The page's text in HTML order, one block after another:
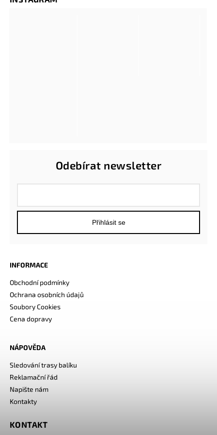
INFORMACE
Obchodní podmínky
Ochrana osobních údajů
Soubory Cookies
Cena dopravy
NÁPOVĚDA
Sledování trasy balíku
Reklamační řád
Napište nám
Kontakty
Odebírat newsletter
Přihlásit se
KONTAKT